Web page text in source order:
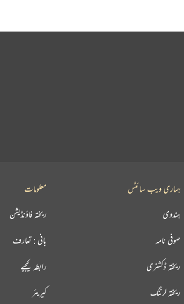
معلومات
ریختہ فاؤنڈیشن
بانی : تعارف
رابطہ کیجیے
کیریئر
ہماری ویب سائٹس
ہندوی
صوفی نامہ
ریختہ ڈکشنری
ریختہ لرننگ